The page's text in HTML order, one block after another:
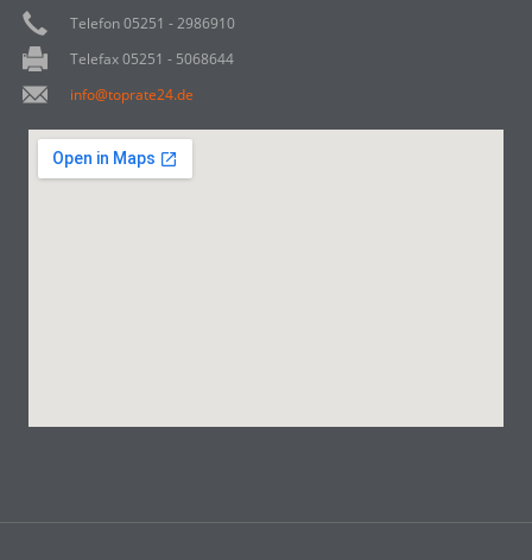
Telefon 05251 - 2986910
Telefax 05251 - 5068644
info@toprate24.de